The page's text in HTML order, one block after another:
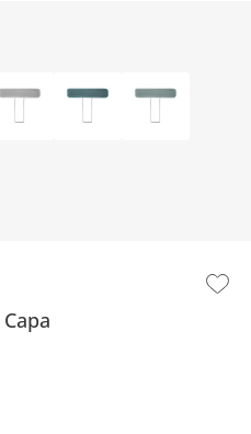
Capa